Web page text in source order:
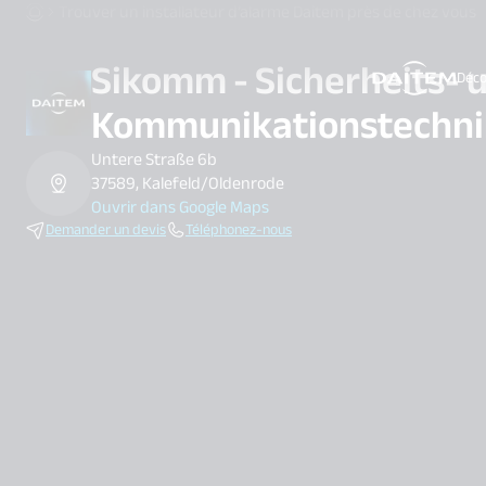
search.label
Sikomm - Sicherheits-
Untere Straße 6b
37589, Kalefeld/Oldenrode
Ouvrir dans Google Maps
Demander un devis Téléphonez-nous